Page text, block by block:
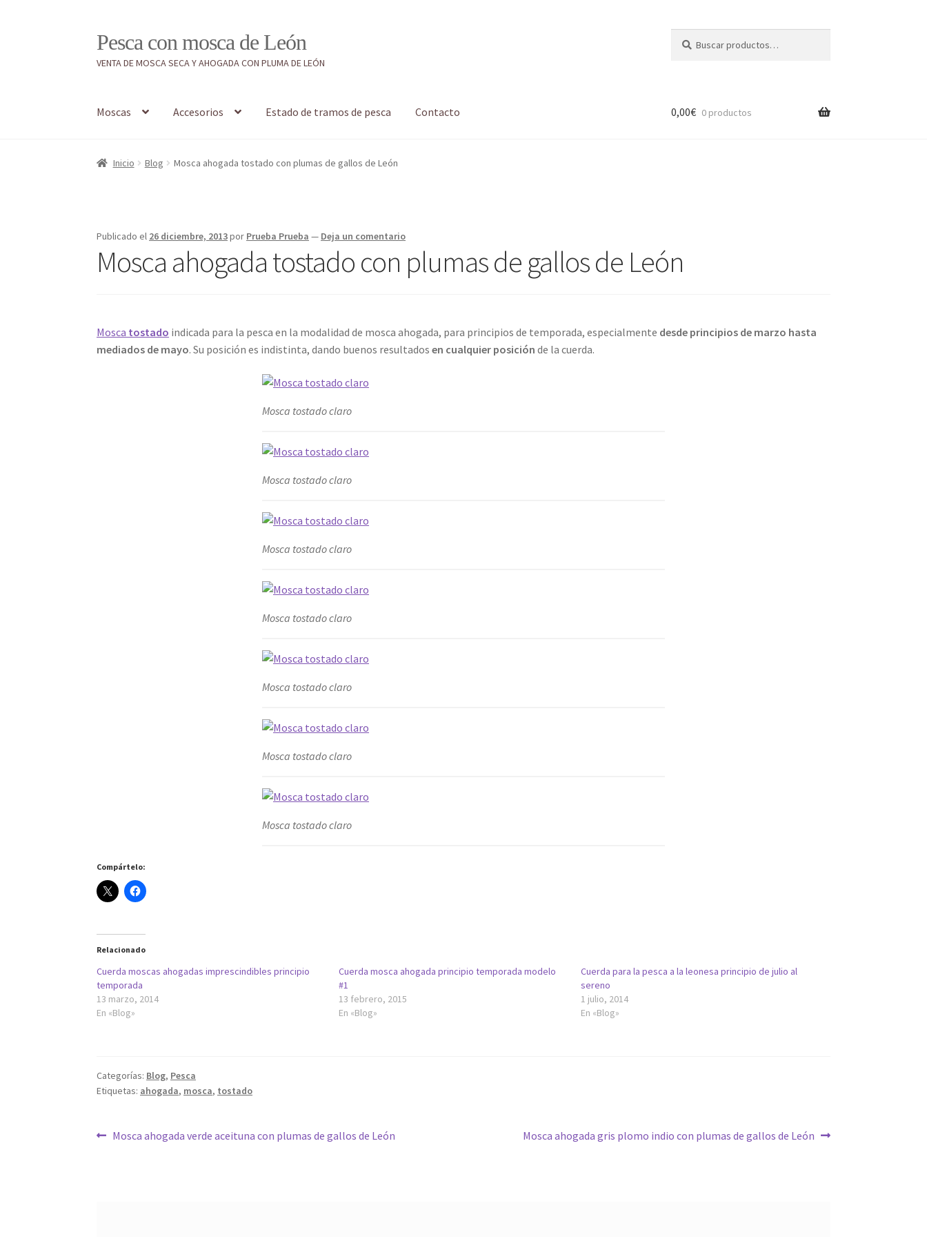
Ir
a
la
Ir
al
contenido
Pesca con mosca de León
VENTA DE MOSCA SECA Y AHOGADA CON PLUMA DE LEÓN
por:
Moscas Accesorios Estado de tramos de pesca Contacto
Inicio #7897 (sin título) Caja Estado de tramos de pesca Formulario de contacto
0,00€ 0 productos
Inicio Blog Mosca ahogada tostado con plumas de gallos de León
Publicado el 26 diciembre, 2013por Prueba Prueba — Deja un comentario
Mosca ahogada tostado con plumas de gallos de León
Mosca tostado indicada para la pesca en la modalidad de mosca ahogada, para principios de temporada, especialmente desde principios de marzo hasta
mediados de mayo. Su posición es indistinta, dando buenos resultadosen cualquier posición de la cuerda.
Mosca tostado claro
Mosca tostado claro
Mosca tostado claro
Mosca tostado claro
Mosca tostado claro
Mosca tostado claro
Mosca tostado claro
Compártelo:
Relacionado
Cuerda moscas ahogadas imprescindibles principio
temporada
13 marzo, 2014
En «Blog»
Cuerda mosca ahogada principio temporada modelo
#1
13 febrero, 2015
En «Blog»
Cuerda para la pesca a la leonesa principio de julio al
sereno
1 julio, 2014
En «Blog»
Categorías: Blog, Pesca
Etiquetas: ahogada, mosca, tostado
Navegación
Anterior:
Mosca ahogada verde aceituna con plumas de gallos de León Siguiente:
Mosca ahogada gris plomo indio con plumas de gallos de León